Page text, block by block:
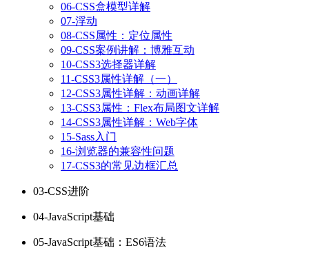
06-CSS盒模型详解
07-浮动
08-CSS属性：定位属性
09-CSS案例讲解：博雅互动
10-CSS3选择器详解
11-CSS3属性详解（一）
12-CSS3属性详解：动画详解
13-CSS3属性：Flex布局图文详解
14-CSS3属性详解：Web字体
15-Sass入门
16-浏览器的兼容性问题
17-CSS3的常见边框汇总
03-CSS进阶
04-JavaScript基础
05-JavaScript基础：ES6语法